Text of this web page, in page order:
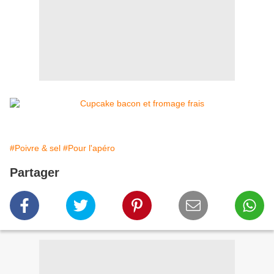
#Poivre & sel #Pour l'apéro
Partager